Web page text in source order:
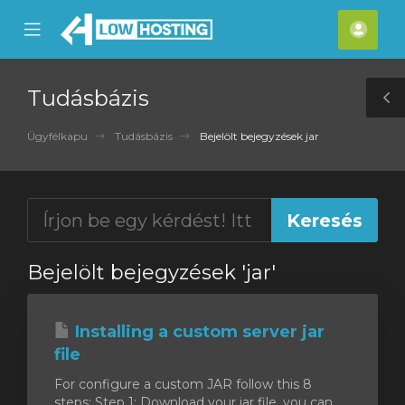
Mobile
Menu
Fiók
Tudásbázis
Ügyfélkapu Tudásbázis Bejelölt bejegyzések jar
Bejelölt bejegyzések 'jar'
Installing a custom server jar
file
For configure a custom JAR follow this 8